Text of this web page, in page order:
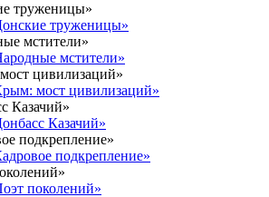
труженицы»
труженицы»
мстители»
мстители»
цивилизаций»
мост цивилизаций»
Казачий»
Казачий»
подкрепление»
подкрепление»
поколений»